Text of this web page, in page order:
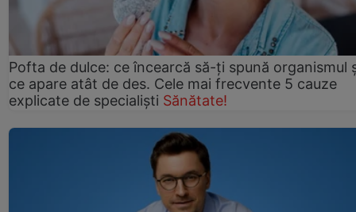
Pofta de dulce: ce încearcă să-ți spună organismul
ce apare atât de des. Cele mai frecvente 5 cauze
explicate de specialiști Sănătate!